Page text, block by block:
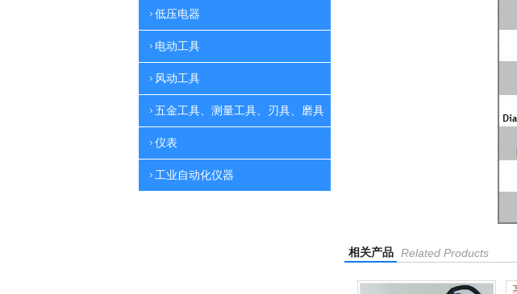
低压电器
电动工具
风动工具
五金工具、测量工具、刃具、磨具
仪表
工业自动化仪器
相关产品 Related Products